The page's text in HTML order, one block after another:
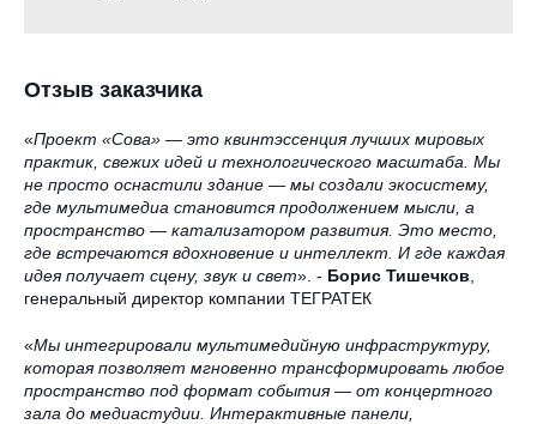
Отзыв заказчика
«Проект «Сова» — это квинтэссенция лучших мировых
практик, свежих идей и технологического масштаба. Мы
не просто оснастили здание — мы создали экосистему,
где мультимедиа становится продолжением мысли, а
пространство — катализатором развития. Это место,
где встречаются вдохновение и интеллект. И где каждая
идея получает сцену, звук и свет». - Борис Тишечков
генеральный директор компании ТЕГРАТЕК
«Мы интегрировали мультимедийную инфраструктуру,
которая позволяет мгновенно трансформировать любое
пространство под формат события — от концертного
зала до медиастудии. Интерактивные панели,